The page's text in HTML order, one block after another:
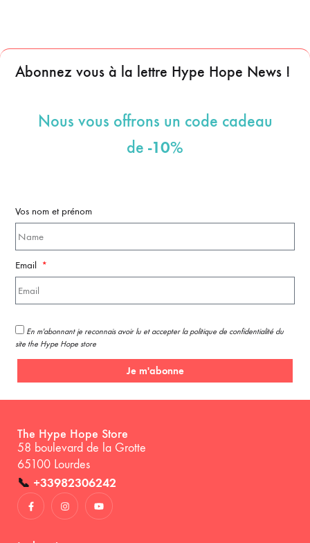
Abonnez vous à la lettre Hype Hope News !
Nous vous offrons un code cadeau
de -10%
Vos nom et prénom
Email
En m'abonnant je reconnais avoir lu et accepter la politique de confidentialité du
site the Hype Hope store
Je m'abonne
The Hype Hope Store
58 boulevard de la Grotte
65100 Lourdes
📞 +33982306242